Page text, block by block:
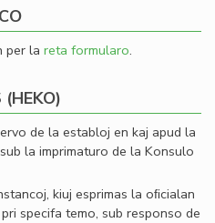
per la reta formularo.
de la establoj en kaj apud la
la imprimaturo de la Konsulo
kiuj esprimas la oﬁcialan
specifa temo, sub responso de